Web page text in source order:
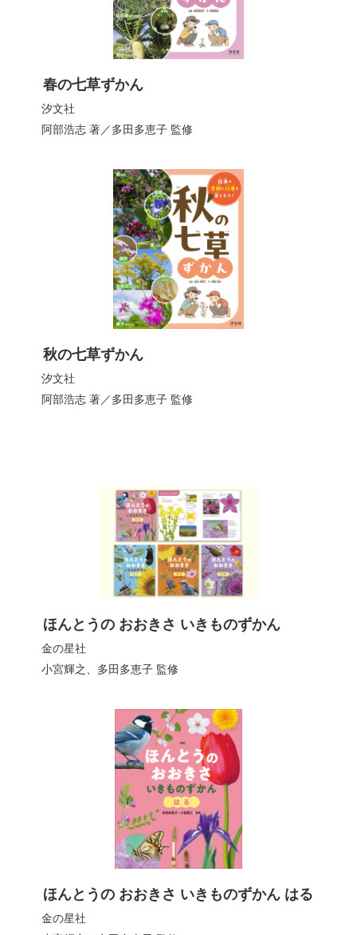
春の七草ずかん
汐文社
阿部浩志著／多田多恵子監修
秋の七草ずかん
汐文社
阿部浩志著／多田多恵子監修
ほんとうの おおきさ いきものずかん
金の星社
小宮輝之
多田多恵子監修
ほんとうの おおきさ いきものずかん はる
金の星社